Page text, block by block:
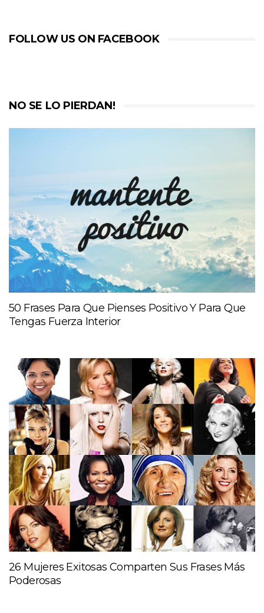
FOLLOW US ON FACEBOOK
NO SE LO PIERDAN!
50 Frases Para Que Pienses Positivo Y Para Que
Tengas Fuerza Interior
26 Mujeres Exitosas Comparten Sus Frases Más
Poderosas